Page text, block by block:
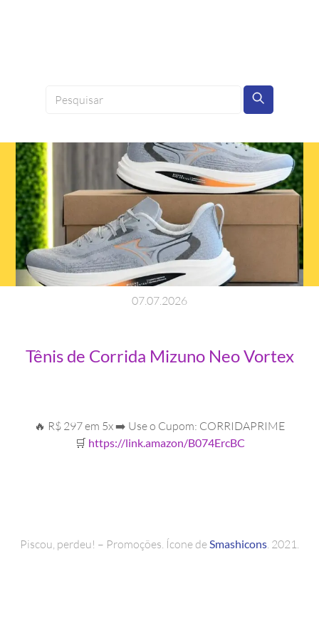
0707 2026
Tênis de Corrida Mizuno Neo Vortex
🔥 R$ 297 em 5x ➡️ Use o Cupom: CORRIDAPRIME
🛒 https://link.amazon/B074ErcBC
Piscou, perdeu! – Promoções. Ícone de Smashicons . 2021.